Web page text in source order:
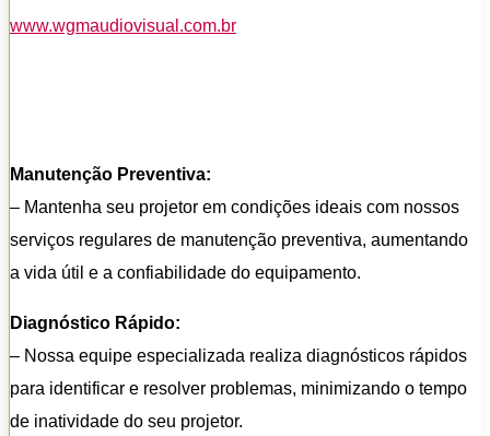
www.wgmaudiovisual.com.br
Manutenção Preventiva:
– Mantenha seu projetor em condições ideais com nossos
serviços regulares de manutenção preventiva, aumentando
a vida útil e a confiabilidade do equipamento.
Diagnóstico Rápido:
– Nossa equipe especializada realiza diagnósticos rápidos
para identificar e resolver problemas, minimizando o tempo
de inatividade do seu projetor.